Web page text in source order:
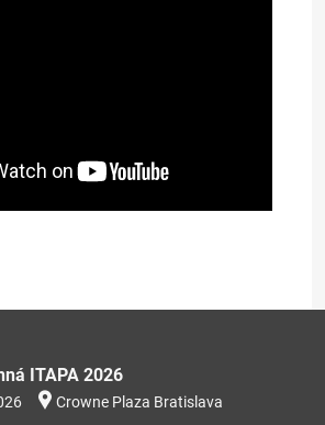
na stiahnutie (353kB)
ITAPA 2026
Crowne Plaza Bratislava